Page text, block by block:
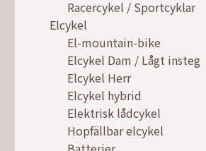
Racercykel / Sportcyklar
Elcykel
El-mountain-bike
Elcykel Dam / Lågt insteg
Elcykel Herr
Elcykel hybrid
Elektrisk lådcykel
Hopfällbar elcykel